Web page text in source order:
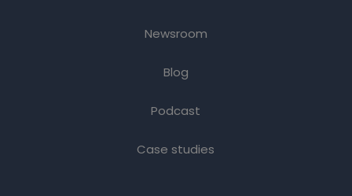
Newsroom
Blog
Podcast
Case studies